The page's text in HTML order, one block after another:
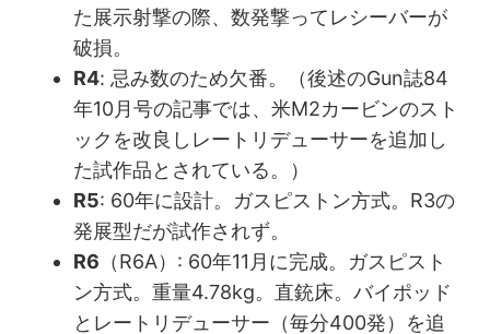
た展示射撃の際、数発撃ってレシーバーが
破損。
R4: 忌み数のため欠番。（後述のGun誌84
年10月号の記事では、米M2カービンのスト
ックを改良しレートリデューサーを追加し
た試作品とされている。）
R5: 60年に設計。ガスピストン方式。R3の
発展型だが試作されず。
R6 （R6A）: 60年11月に完成。ガスピスト
ン方式。重量4.78kg。直銃床。バイポッド
とレートリデューサー（毎分400発）を追